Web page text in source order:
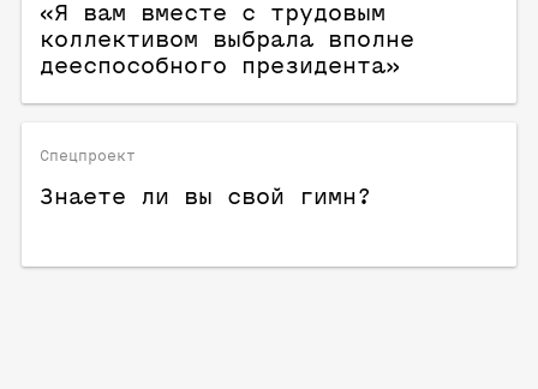
«Я вам вместе с трудовым
коллективом выбрала вполне
дееспособного президента»
Спецпроект
Знаете ли вы свой гимн?